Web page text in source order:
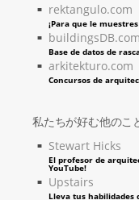
rektangulo.com
¡Para que le
buildingsDB.com
Base de datos de
arkitekturo.com
Concursos de
私たちが好む他のこ
Stewart Hicks
El profesor de
YouTube!
Upstairs
Lleva tus